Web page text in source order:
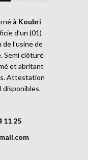
à Koubri
d’un (01)
l’usine de
Semi clôturé
et abritant
Attestation
disponibles.
11 25